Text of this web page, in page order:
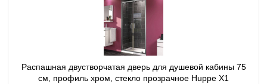
Распашная двустворчатая дверь для душевой кабины 75
см, профиль хром, стекло прозрачное Huppe X1